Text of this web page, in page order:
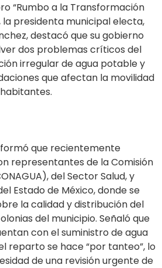
“Rumbo a la Transformación
la presidenta municipal electa,
destacó que su gobierno
dos problemas críticos del
irregular de agua potable y
que afectan la movilidad
que recientemente
representantes de la Comisión
del Sector Salud, y
Estado de México, donde se
la calidad y distribución del
del municipio. Señaló que
con el suministro de agua
reparto se hace “por tanteo”, lo
de una revisión urgente de